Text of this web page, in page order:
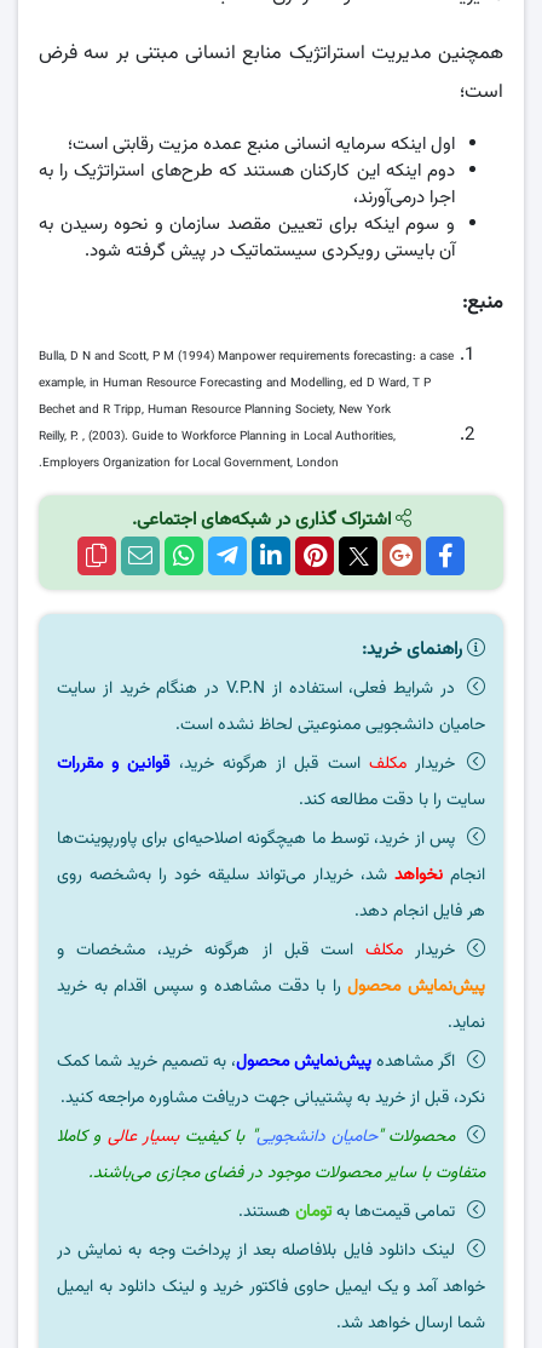
همچنین مدیریت استراتژیک منابع انسانی مبتنی بر سه فرض
است؛
اول اینکه سرمایه انسانی منبع عمده مزیت رقابتی است؛
دوم اینکه این کارکنان هستند که طرح‌های استراتژیک را به
اجرا درمی‌آورند،
و سوم اینکه برای تعیین مقصد سازمان و نحوه رسیدن به
آن بایستی رویکردی سیستماتیک در پیش گرفته شود.
منبع:
Bulla, D N and Scott, P M (1994) Manpower requirements forecasting: a case
example, in Human Resource Forecasting and Modelling, ed D Ward, T P
Bechet and R Tripp, Human Resource Planning Society, New York
Reilly, P. , (2003). Guide to Workforce Planning in Local Authorities,
Employers Organization for Local Government, London.
اشتراک گذاری در شبکه‌های اجتماعی.
راهنمای خرید:
در شرایط فعلی، استفاده از V.P.N در هنگام خرید از سایت
حامیان دانشجویی ممنوعیتی لحاظ نشده است.
خریدارمکلف است قبل از هرگونه خرید،قوانین و مقررات
سایت را با دقت مطالعه کند.
پس از خرید، توسط ما هیچگونه اصلاحیه‌ای برای پاورپوینت‌ها
انجام نخواهد شد، خریدار می‌تواند سلیقه خود را به‌شخصه روی
هر فایل انجام دهد.
خریدارمکلف است قبل از هرگونه خرید، مشخصات و
پیش‌نمایش محصولرا با دقت مشاهده و سپس اقدام به خرید
نماید.
اگر مشاهدهپیش‌نمایش محصول، به تصمیم خرید شما کمک
نکرد، قبل از خرید به پشتیبانی جهت دریافت مشاوره مراجعه کنید.
محصولات "حامیان دانشجویی" با کیفیت بسیار عالی و کاملا
متفاوت با سایر محصولات موجود در فضای مجازی می‌باشند.
تمامی قیمت‌ها بهتومان هستند.
لینک دانلود فایل بلافاصله بعد از پرداخت وجه به نمایش در
خواهد آمد و یک ایمیل حاوی فاکتور خرید و لینک دانلود به ایمیل
شما ارسال خواهد شد.